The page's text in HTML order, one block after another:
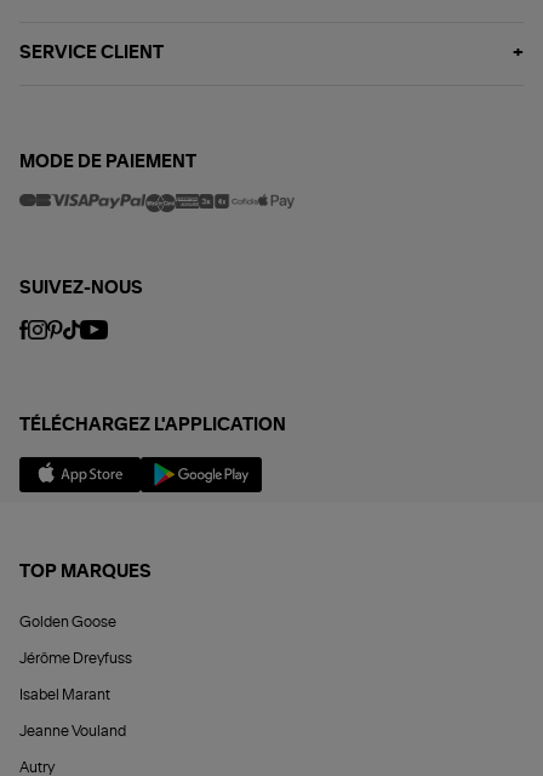
SERVICE CLIENT
MODE DE PAIEMENT
SUIVEZ-NOUS
TÉLÉCHARGEZ L'APPLICATION
TOP MARQUES
Golden Goose
Jérôme Dreyfuss
Isabel Marant
Jeanne Vouland
Autry